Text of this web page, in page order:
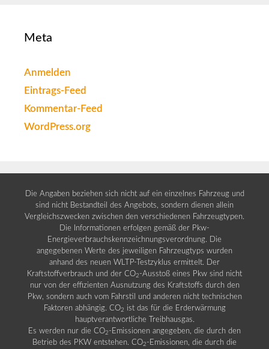
Meta
Anmelden
Eintrags-Feed
Kommentar-Feed
WordPress.org
Die Angaben beziehen sich nicht auf ein einzelnes Fahrzeug und
sind nicht Bestandteil des Angebots, sondern dienen allein
Vergleichszwecken zwischen den verschiedenen Fahrzeugtypen.
Die Informationen erfolgen gemäß der Pkw-
Energieverbrauchskennzeichnungsverordnung. Die
angegebenen Werte des jeweiligen Fahrzeugtyps wurden
anhand des neuen WLTP-Testzyklus ermittelt. Der
Kraftstoffverbrauch und der CO2 -Ausstoß eines Pkw sind nicht
nur von der effizienten Ausnutzung des Kraftstoffs durch den
Pkw, sondern auch vom Fahrstil und anderen nicht technischen
Faktoren abhängig. CO2 ist das für die Erderwärmung
hauptverantwortliche Treibhausgas.
Es werden nur die CO2 -Emissionen angegeben, die durch den
Betrieb des PKW entstehen. CO2 -Emissionen, die durch die